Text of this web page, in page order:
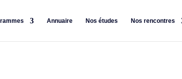
Annuaire Nos études Nos rencontres